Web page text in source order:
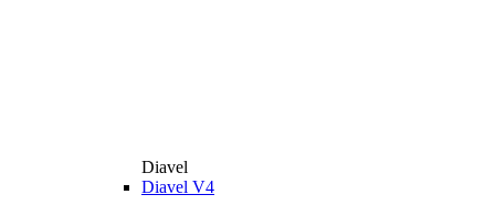
Diavel
Diavel V4